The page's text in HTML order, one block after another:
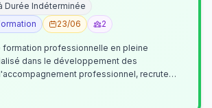
Durée Indéterminée
23/06 2
formation professionnelle en pleine
dans le développement des
professionnel, recrute